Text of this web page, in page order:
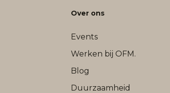
Over ons
Events
Werken bij OFM.
Blog
Duurzaamheid